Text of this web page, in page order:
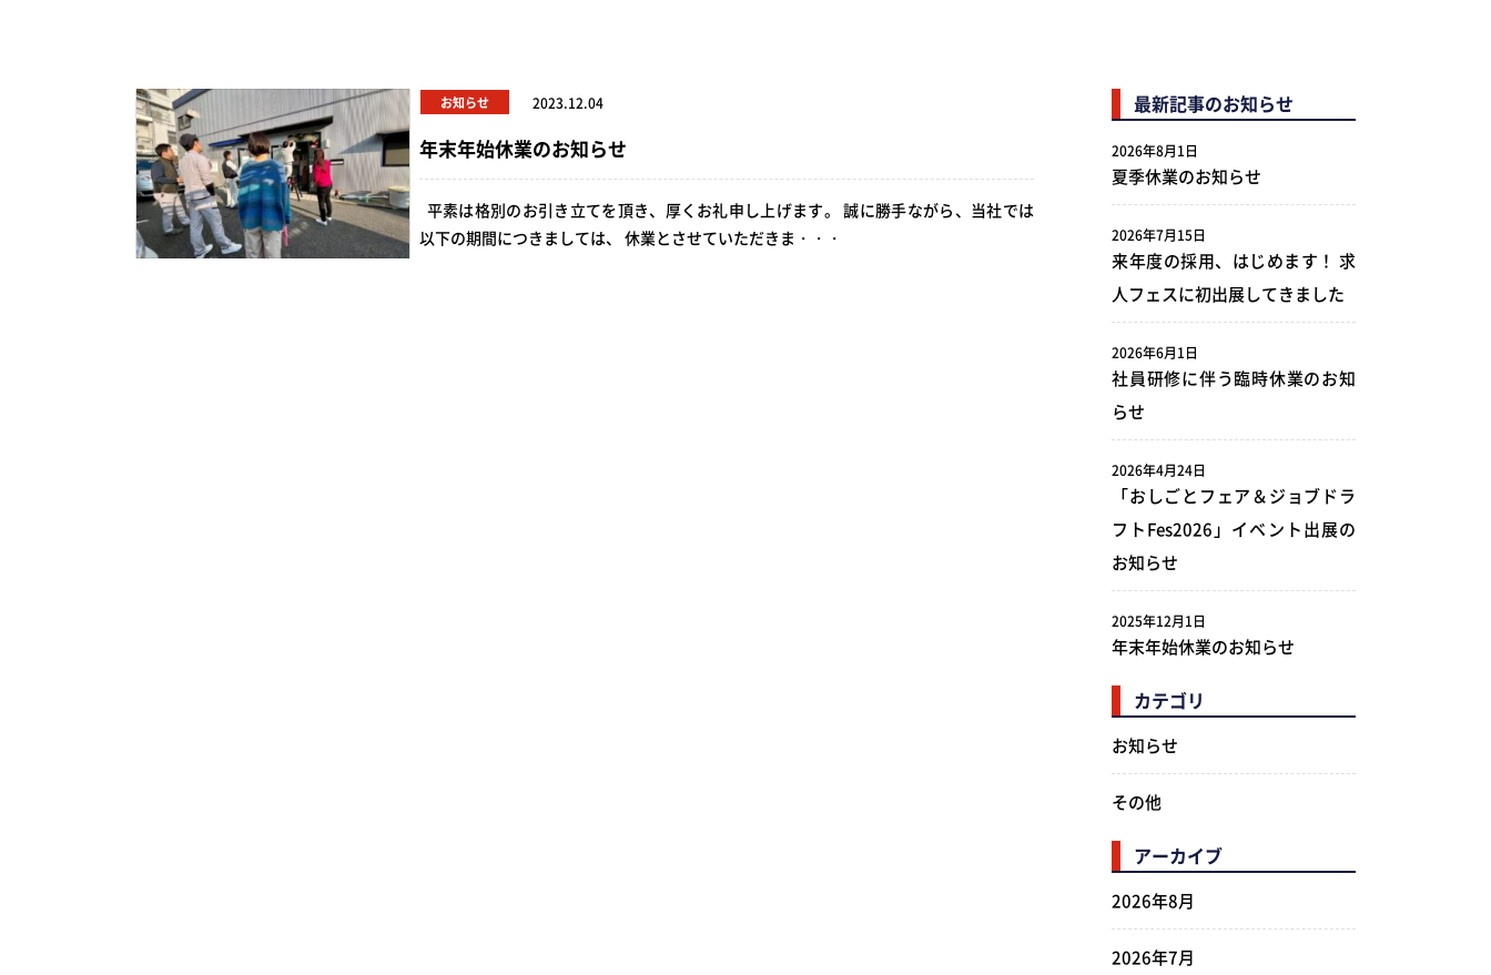
お知らせ 2023.12.04
年末年始休業のお知らせ
平素は格別のお引き立てを頂き、厚くお礼申し上げます。 誠に勝手ながら、当社では
以下の期間につきましては、 休業とさせていただきま・・・
最新記事のお知らせ
夏季休業のお知らせ
2026年8月1日
来年度の採用、はじめます！ 求
人フェスに初出展してきました
2026年7月15日
社員研修に伴う臨時休業のお知
らせ
2026年6月1日
「おしごとフェア＆ジョブドラ
フトFes2026」イベント出展の
お知らせ
2026年4月24日
年末年始休業のお知らせ
2025年12月1日
カテゴリ
お知らせ
その他
アーカイブ
2026年8月
2026年7月